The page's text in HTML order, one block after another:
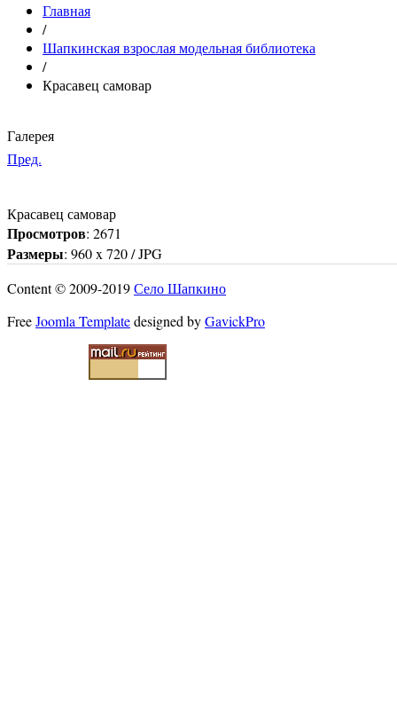
Главная
/
Шапкинская взрослая модельная библиотека
/
Красавец самовар
Галерея
Пред.
Красавец самовар
Просмотров: 2671
Размеры: 960 x 720 / JPG
Content © 2009-2019Село Шапкино
FreeJoomla Templatedesigned byGavickPro